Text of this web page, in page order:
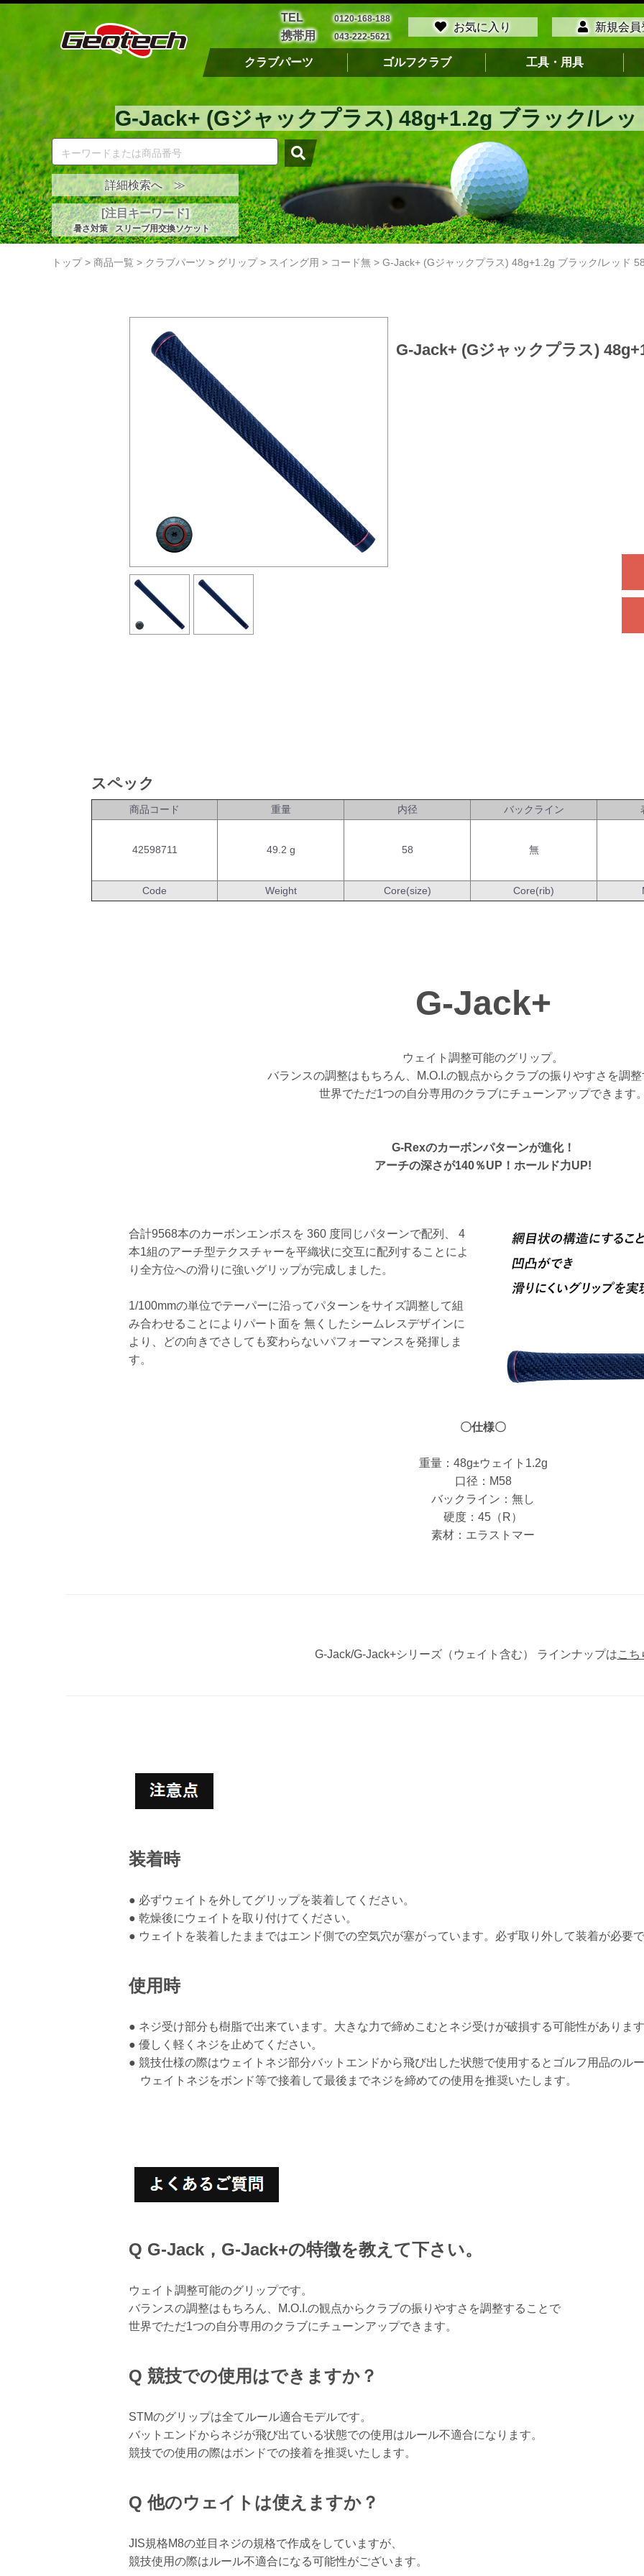
TEL 0120-168-188
携帯用 043-222-5621
お気に入り 新規会員
クラブパーツ ゴルフクラブ 工具・用具
G-Jack+ (Gジャックプラス) 48g+1.2g ブラック/レ
詳細検索へ ≫
[注目キーワード]
暑さ対策 スリーブ用交換ソケット
トップ > 商品一覧 > クラブパーツ > グリップ > スイング用 > コード無 > G-Jack+ (Gジャックプラス) 48g+1.2g ブラック/レッド
G-Jack+ (Gジャックプラス)
スペック
商品コード 重量 内径 バックライン
42598711 49.2 g 58 無
Code Weight Core(size) Core(rib)
G-Jack+
ウェイト調整可能のグリップ。
バランスの調整はもちろん、M.O.I.の観点からクラブの振りやすさを調
世界でただ1つの自分専用のクラブにチューンアップできます
G-Rexのカーボンパターンが進化！
アーチの深さが140％UP！ホールド力UP!
合計9568本のカーボンエンボスを 360 度同じパターンで配列、 4
本1組のアーチ型テクスチャーを平織状に交互に配列することによ
り全方位への滑りに強いグリップが完成しました。
1/100mmの単位でテーパーに沿ってパターンをサイズ調整して組
み合わせることによりパート面を 無くしたシームレスデザインに
より、どの向きでさしても変わらないパフォーマンスを発揮しま
す。
〇仕様〇
重量：48g±ウェイト1.2g
口径：M58
バックライン：無し
硬度：45（R）
素材：エラストマー
G-Jack/G-Jack+シリーズ（ウェイト含む） ラインナップはこち
装着時
● 必ずウェイトを外してグリップを装着してください。
● 乾燥後にウェイトを取り付けてください。
● ウェイトを装着したままではエンド側での空気穴が塞がっています。必ず取り外して装着が必要
使用時
● ネジ受け部分も樹脂で出来ています。大きな力で締めこむとネジ受けが破損する可能性がありま
● 優しく軽くネジを止めてください。
● 競技仕様の際はウェイトネジ部分バットエンドから飛び出した状態で使用するとゴルフ用品のル
ウェイトネジをボンド等で接着して最後までネジを締めての使用を推奨いたします。
Q G-Jack，G-Jack+の特徴を教えて下さい。
ウェイト調整可能のグリップです。
バランスの調整はもちろん、M.O.I.の観点からクラブの振りやすさを調整することで
世界でただ1つの自分専用のクラブにチューンアップできます。
Q 競技での使用はできますか？
STMのグリップは全てルール適合モデルです。
バットエンドからネジが飛び出ている状態での使用はルール不適合になります。
競技での使用の際はボンドでの接着を推奨いたします。
Q 他のウェイトは使えますか？
JIS規格M8の並目ネジの規格で作成をしていますが、
競技使用の際はルール不適合になる可能性がございます。